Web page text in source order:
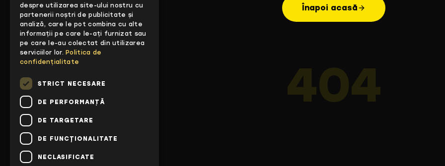
Înapoi acasă
404
despre utilizarea site-ului nostru cu
partenerii noștri de publicitate și
analiză, care le pot combina cu alte
informații pe care le-ați furnizat sau
pe care le-au colectat din utilizarea
serviciilor lor. Politica de
confidențialitate
STRICT NECESARE
DE PERFORMANȚĂ
DE TARGETARE
DE FUNCŢIONALITATE
NECLASIFICATE